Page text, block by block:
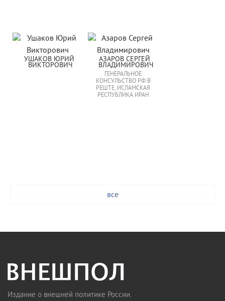
УШАКОВ ЮРИЙ
ВИКТОРОВИЧ
АЗАРОВ СЕРГЕЙ
ВЛАДИМИРОВИЧ
ГЕНЕРАЛЬНОЕ
КОНСУЛЬСТВО РФ В
РЕШТЕ, ИСЛАМСКАЯ
РЕСПУБЛИКА ИРАН
все
Издание о внешней политике России.